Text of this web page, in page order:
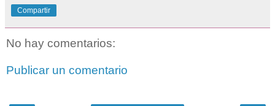
Compartir
No hay comentarios:
Publicar un comentario